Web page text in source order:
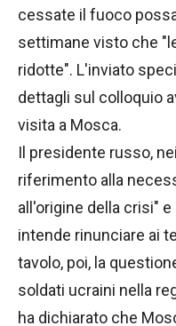
cessate il fuoco
settimane visto che
ridotte". L'inviato
dettagli sul colloquio
visita a Mosca.
Il presidente russo,
riferimento alla
all'origine della crisi"
intende rinunciare ai
tavolo, poi, la
soldati ucraini nella
ha dichiarato che